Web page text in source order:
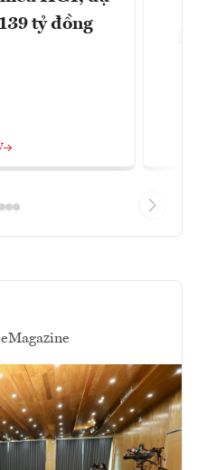
tỷ đồng
eMagazine